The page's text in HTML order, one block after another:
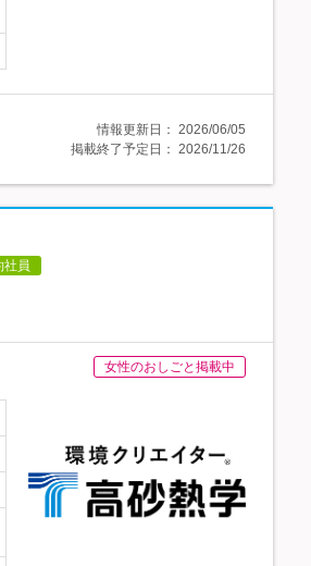
情報更新日： 2026/06/05
掲載終了予定日： 2026/11/26
社員
女性のおしごと掲載中